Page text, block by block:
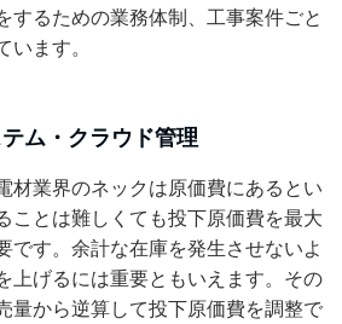
するための業務体制、工事案件ごと
ます。
ム・クラウド管理
材業界のネックは原価費にあるとい
ことは難しくても投下原価費を最大
です。余計な在庫を発生させないよ
上げるには重要ともいえます。その
量から逆算して投下原価費を調整で